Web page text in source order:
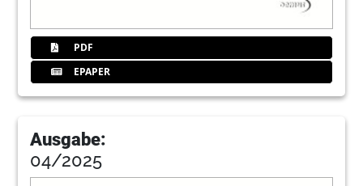
PDF
EPAPER
Ausgabe:
04/2025